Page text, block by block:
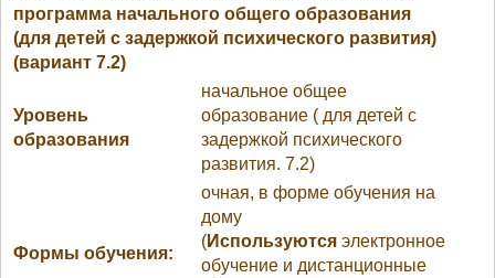
программа начального общего образования
(для детей с задержкой психического развития)
(вариант 7.2)
Уровень
образования
начальное общее
образование ( для детей с
задержкой психического
развития. 7.2)
Формы обучения:
очная, в форме обучения на
дому
(Используются электронное
обучение и дистанционные